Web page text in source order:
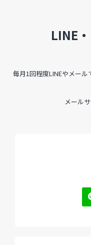
LINE
毎月1回程度LINEやメー
メール